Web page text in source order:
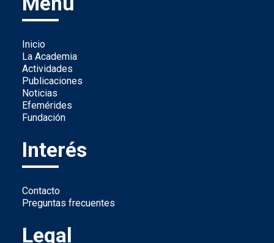
Inicio
La Academia
Actividades
Publicaciones
Noticias
Efemérides
Fundación
Interés
Contacto
Preguntas frecuentes
Legal